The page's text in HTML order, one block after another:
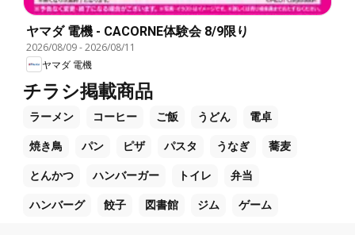
ヤマダ 電機 - CACORNE体験会 8/9限り
2026/08/09-2026/08/11
ヤマダ 電機
チラシ掲載商品
ラーメン コーヒー ご飯 うどん 電卓
焼き鳥 パン ピザ パスタ うなぎ 蕎麦
とんかつ ハンバーガー トイレ 弁当
ハンバーグ 餃子 図書館 ジム ゲーム